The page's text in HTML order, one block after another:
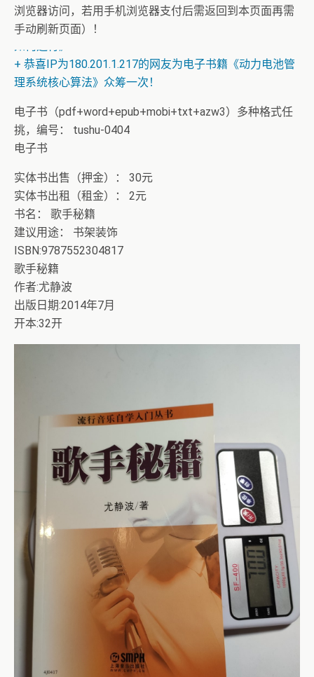
浏览器访问，若用手机浏览器支付后需返回到本页面再需
手动刷新页面）！
+ 恒星世界在暴力中诞生，也在暴力中消亡！《了解宇宙
+ 恭喜IP为180.201.1.217的网友为电子书籍《动力电池管
理系统核心算法》众筹一次！
电子书（pdf+word+epub+mobi+txt+azw3）多种格式任
挑，编号： tushu-0404
电子书
实体书出售（押金）： 30元
实体书出租（租金）： 2元
书名： 歌手秘籍
建议用途： 书架装饰
ISBN:9787552304817
歌手秘籍
作者:尤静波
出版日期:2014年7月
开本:32开